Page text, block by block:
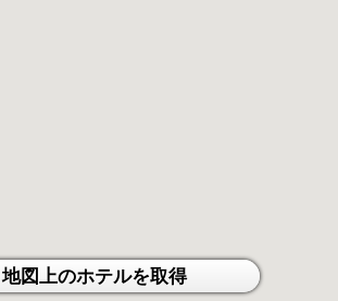
地図上のホテルを取得